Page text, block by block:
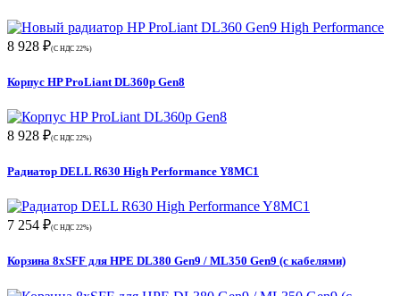
8 928 ₽(С НДС 22%)
Корпус HP ProLiant DL360p Gen8
8 928 ₽(С НДС 22%)
Радиатор DELL R630 High Performance Y8MC1
7 254 ₽(С НДС 22%)
Корзина 8xSFF для HPE DL380 Gen9 / ML350 Gen9 (с кабелями)